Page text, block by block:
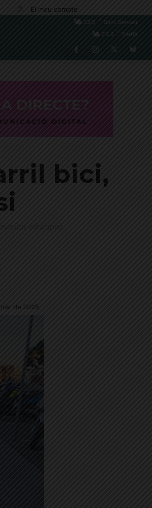
El meu compte
23.5
Sant Gervasi
23.4
Sarrià
bici,
educativa
de 2025